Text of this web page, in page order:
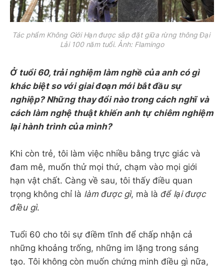
Tác phẩm Không Giới Hạn được sắp đặt giữa rừng thông Đại
Lải 100 năm tuổi. Ảnh: Flamingo
Ở tuổi 60, trải nghiệm làm nghề của anh có gì
khác biệt so với giai đoạn mới bắt đầu sự
nghiệp? Những thay đổi nào trong cách nghĩ và
cách làm nghệ thuật khiến anh tự chiêm nghiệm
lại hành trình của mình?
Khi còn trẻ, tôi làm việc nhiều bằng trực giác và
đam mê, muốn thử mọi thứ, chạm vào mọi giới
hạn vật chất. Càng về sau, tôi thấy điều quan
trọng không chỉ là làm được gì, mà là để lại được
điều gì.
Tuổi 60 cho tôi sự điềm tĩnh để chấp nhận cả
những khoảng trống, những im lặng trong sáng
tạo. Tôi không còn muốn chứng minh điều gì nữa,